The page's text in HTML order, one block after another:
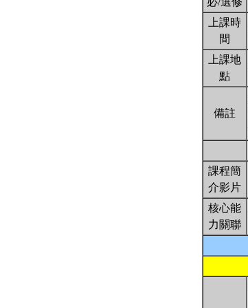
上課時
間
上課地
點
備註
課程簡
介影片
核心能
力關聯